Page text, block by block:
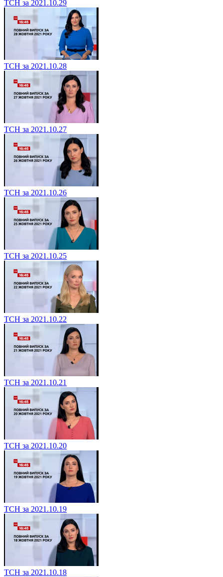
ТСН за 2021.10.29
ТСН за 2021.10.28
ТСН за 2021.10.27
ТСН за 2021.10.26
ТСН за 2021.10.25
ТСН за 2021.10.22
ТСН за 2021.10.21
ТСН за 2021.10.20
ТСН за 2021.10.19
ТСН за 2021.10.18